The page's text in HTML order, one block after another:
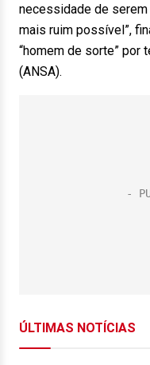
necessidade de serem
mais ruim possível”,
“homem de sorte” por
(ANSA).